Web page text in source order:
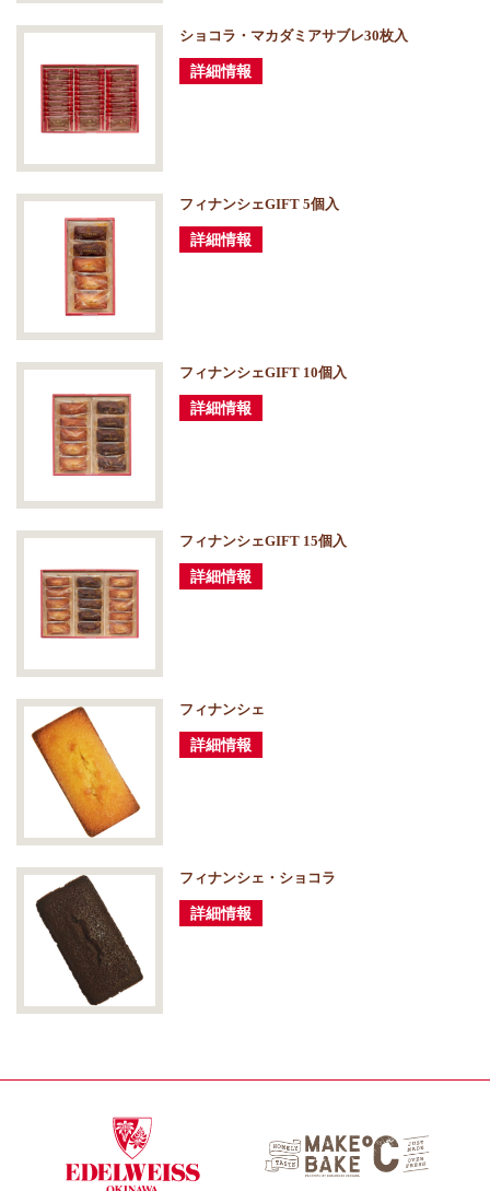
ショコラ・マカダミアサブレ30枚入
詳細情報
フィナンシェGIFT 5個入
詳細情報
フィナンシェGIFT 10個入
詳細情報
フィナンシェGIFT 15個入
詳細情報
フィナンシェ
詳細情報
フィナンシェ・ショコラ
詳細情報